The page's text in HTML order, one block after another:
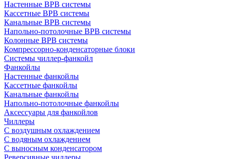
Настенные ВРВ системы
Кассетные ВРВ системы
Канальные ВРВ системы
Напольно-потолочные ВРВ системы
Колонные ВРВ системы
Компрессорно-конденсаторные блоки
Системы чиллер-фанкойл
Фанкойлы
Настенные фанкойлы
Кассетные фанкойлы
Канальные фанкойлы
Напольно-потолочные фанкойлы
Аксессуары для фанкойлов
Чиллеры
С воздушным охлаждением
С водяным охлаждением
С выносным конденсатором
Реверсивные чиллеры